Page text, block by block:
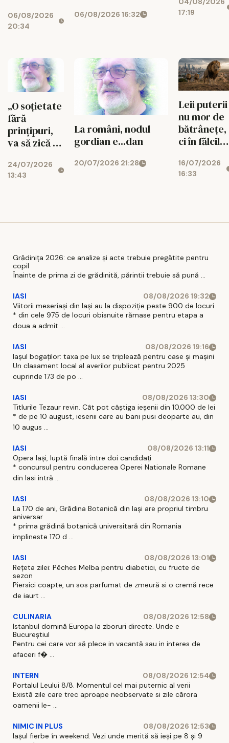
06/08/2026
20:34
06/08/2026 16:32
17:19
„O soțietate
fără
prințipuri,
va să zică că
24/07/2026
13:43
La români, nodul
gordian e...dan
20/07/2026 21:28
Leii puterii
nu mor de
bătrânețe,
ci în fălcile
16/07/2026
16:33
Grădinița 2026: ce analize și acte trebuie pregătite pentru
copil
Înainte de prima zi de grădinită, părintii trebuie să pună ...
IASI
08/08/2026 19:32
Viitorii meseriași din Iași au la dispoziție peste 900 de locuri
* din cele 975 de locuri obisnuite rămase pentru etapa a
doua a admit ...
IASI
08/08/2026 19:16
Iașul bogaților: taxa pe lux se triplează pentru case și mașini
Un clasament local al averilor publicat pentru 2025
cuprinde 173 de po ...
IASI
08/08/2026 13:30
Titlurile Tezaur revin. Cât pot câștiga ieșenii din 10.000 de lei
* de pe 10 august, iesenii care au bani pusi deoparte au, din
10 augus ...
IASI
08/08/2026 13:11
Opera Iași, luptă finală între doi candidați
* concursul pentru conducerea Operei Nationale Romane
din Iasi intră ...
IASI
08/08/2026 13:10
La 170 de ani, Grădina Botanică din Iași are propriul timbru
aniversar
* prima grădină botanică universitară din Romania
implineste 170 d ...
IASI
08/08/2026 13:01
Rețeta zilei: Pêches Melba pentru diabetici, cu fructe de
sezon
Piersici coapte, un sos parfumat de zmeură si o cremă rece
de iaurt ...
CULINARIA
08/08/2026 12:58
Istanbul domină Europa la zboruri directe. Unde e
Bucureștiul
Pentru cei care vor să plece in vacantă sau in interes de
afaceri f� ...
INTERN
08/08/2026 12:54
Portalul Leului 8/8. Momentul cel mai puternic al verii
Există zile care trec aproape neobservate si zile cărora
oamenii le- ...
NIMIC IN PLUS
08/08/2026 12:53
Iașul fierbe în weekend. Vezi unde merită să ieși pe 8 și 9